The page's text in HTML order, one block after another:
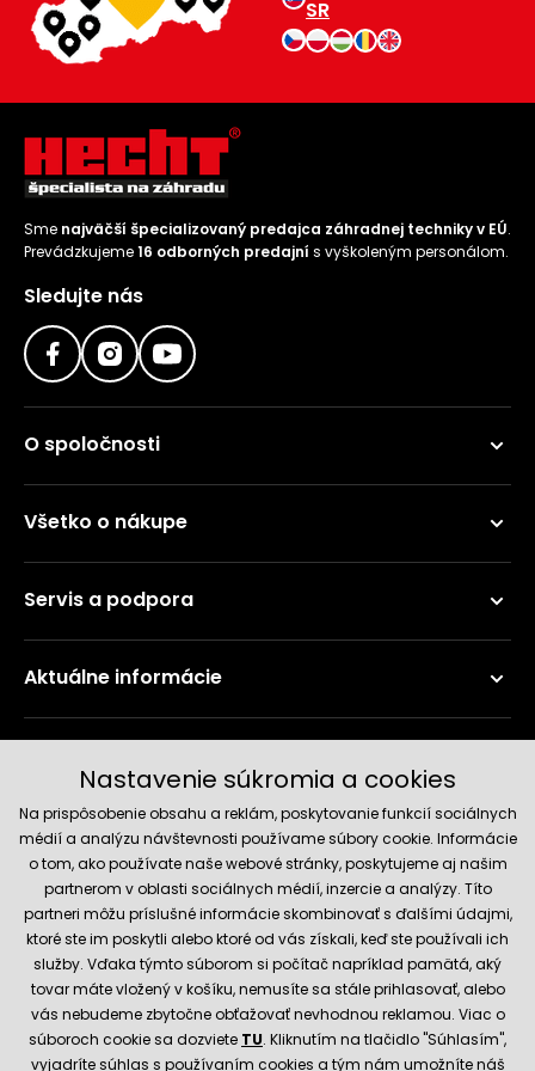
SR
Sme najväčší špecializovaný predajca záhradnej techniky v EÚ.
Prevádzkujeme16 odborných predajní s vyškoleným personálom.
Sledujte nás
O spoločnosti
Všetko o nákupe
Servis a podpora
Aktuálne informácie
Spoľahlivý obchod
Nastavenie súkromia a cookies
Na prispôsobenie obsahu a reklám, poskytovanie funkcií sociálnych
médií a analýzu návštevnosti používame súbory cookie. Informácie
o tom, ako používate naše webové stránky, poskytujeme aj našim
partnerom v oblasti sociálnych médií, inzercie a analýzy. Títo
partneri môžu príslušné informácie skombinovať s ďalšími údajmi,
ktoré ste im poskytli alebo ktoré od vás získali, keď ste používali ich
služby. Vďaka týmto súborom si počítač napríklad pamätá, aký
tovar máte vložený v košíku, nemusíte sa stále prihlasovať, alebo
vás nebudeme zbytočne obťažovať nevhodnou reklamou. Viac o
súboroch cookie sa dozviete TU. Kliknutím na tlačidlo "Súhlasím",
vyjadríte súhlas s používaním cookies a tým nám umožníte náš